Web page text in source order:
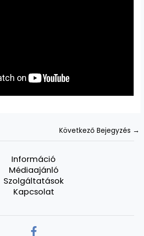
Következő Bejegyzés →
Információ
Médiaajánló
Szolgáltatások
Kapcsolat